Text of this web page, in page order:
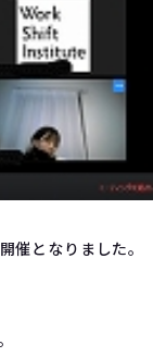
催となりました。